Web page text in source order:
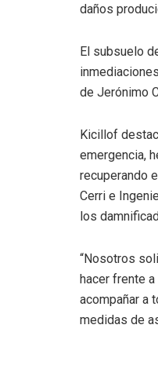
daños
El subsuelo
de Jerónimo
Kicillof
emergencia,
recuperando
Cerri e
los
“Nosotros
hacer frente
acompañar a
medidas de